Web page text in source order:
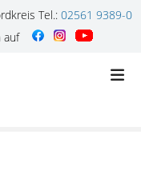
Tel.: 02561 9389-0
auf